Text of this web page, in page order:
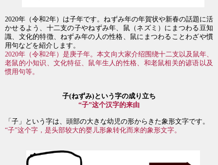
2020年（令和2年）は子年です。ねずみ年の年賀状や新春の話題に活
かせるよう、十二支の子やねずみ年、鼠（ネズミ）にまつわる豆知
識、文化的特徴、ねずみ年の人の性格、鼠にまつわることわざや慣
用句などを紹介します。
2020年（令和2年）是庚子年。本文向大家介绍围绕十二支以及鼠年、
老鼠的小知识、文化特征、鼠年生人的性格、和老鼠相关的谚语以及
惯用句等。
子(ねずみ)という字の成り立ち
“子”这个汉字的来由
「子」という字は、頭部の大きな幼児の形からきた象形文字です。
“子”这个字，是头部较大的婴儿形象转化而来的象形文字。